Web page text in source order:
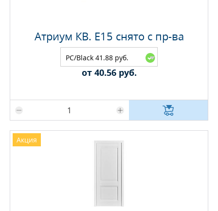
Атриум КВ. E15 снято с пр-ва
PC/Black 41.88 руб.
от 40.56 руб.
Акция